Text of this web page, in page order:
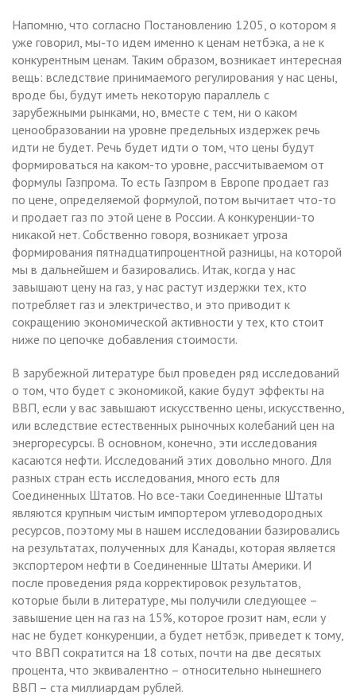
Напомню, что согласно Постановлению 1205, о котором я
уже говорил, мы-то идем именно к ценам нетбэка, а не к
конкурентным ценам. Таким образом, возникает интересная
вещь: вследствие принимаемого регулирования у нас цены,
вроде бы, будут иметь некоторую параллель с
зарубежными рынками, но, вместе с тем, ни о каком
ценообразовании на уровне предельных издержек речь
идти не будет. Речь будет идти о том, что цены будут
формироваться на каком-то уровне, рассчитываемом от
формулы Газпрома. То есть Газпром в Европе продает газ
по цене, определяемой формулой, потом вычитает что-то
и продает газ по этой цене в России. А конкуренции-то
никакой нет. Собственно говоря, возникает угроза
формирования пятнадцатипроцентной разницы, на которой
мы в дальнейшем и базировались. Итак, когда у нас
завышают цену на газ, у нас растут издержки тех, кто
потребляет газ и электричество, и это приводит к
сокращению экономической активности у тех, кто стоит
ниже по цепочке добавления стоимости.
В зарубежной литературе был проведен ряд исследований
о том, что будет с экономикой, какие будут эффекты на
ВВП, если у вас завышают искусственно цены, искусственно,
или вследствие естественных рыночных колебаний цен на
энергоресурсы. В основном, конечно, эти исследования
касаются нефти. Исследований этих довольно много. Для
разных стран есть исследования, много есть для
Соединенных Штатов. Но все-таки Соединенные Штаты
являются крупным чистым импортером углеводородных
ресурсов, поэтому мы в нашем исследовании базировались
на результатах, полученных для Канады, которая является
экспортером нефти в Соединенные Штаты Америки. И
после проведения ряда корректировок результатов,
которые были в литературе, мы получили следующее –
завышение цен на газ на 15%, которое грозит нам, если у
нас не будет конкуренции, а будет нетбэк, приведет к тому,
что ВВП сократится на 18 сотых, почти на две десятых
процента, что эквивалентно – относительно нынешнего
ВВП – ста миллиардам рублей.